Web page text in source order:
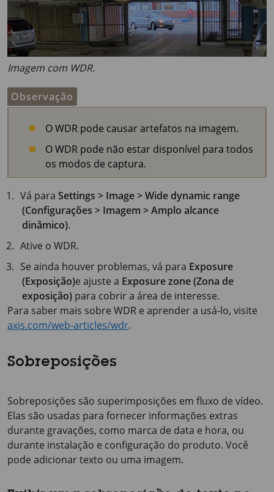
Imagem com WDR.
Observação
O WDR pode causar artefatos na imagem.
O WDR pode não estar disponível para todos
os modos de captura.
Vá paraSettings > Image > Wide dynamic range
(Configurações > Imagem > Amplo alcance
dinâmico).
Ative o WDR.
Se ainda houver problemas, vá para Exposure
(Exposição)e ajuste a Exposure zone (Zona de
exposição) para cobrir a área de interesse.
Para saber mais sobre WDR e aprender a usá-lo, visite
axis.com/web-articles/wdr.
Sobreposições
Sobreposições são superimposições em fluxo de vídeo.
Elas são usadas para fornecer informações extras
durante gravações, como marca de data e hora, ou
durante instalação e configuração do produto. Você
pode adicionar texto ou uma imagem.